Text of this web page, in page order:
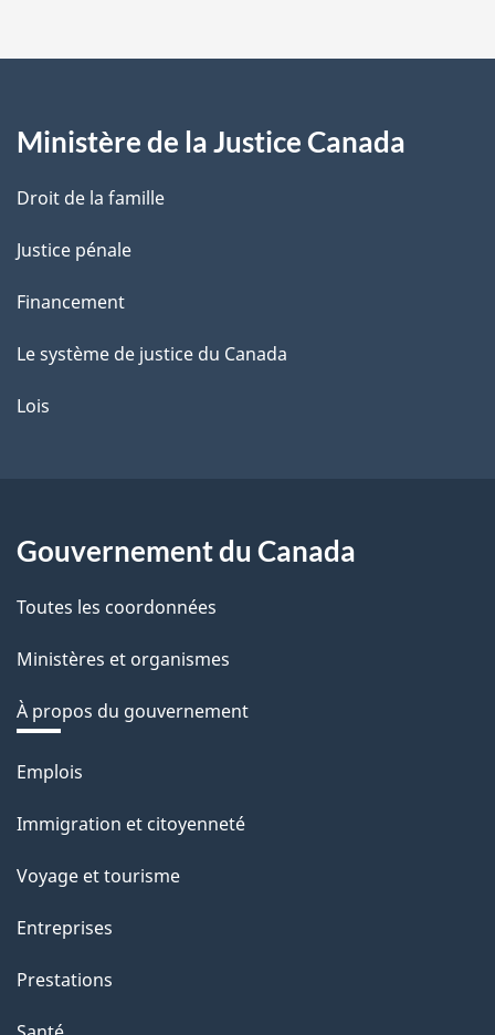
a
e
Ministère de la Justice Canada
Droit de la famille
Justice pénale
Financement
Le système de justice du Canada
Lois
Gouvernement du Canada
Toutes les coordonnées
Ministères et organismes
À propos du gouvernement
Thèmes
sujets
Emplois
Immigration et citoyenneté
Voyage et tourisme
Entreprises
Prestations